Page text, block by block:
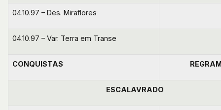
04.10.97 – Des. Miraflores
04.10.97 – Var. Terra em Transe
CONQUISTAS
ESCALAVRADO